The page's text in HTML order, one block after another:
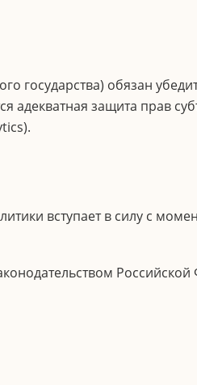
государства) обязан
адекватная защита прав
вступает в силу с